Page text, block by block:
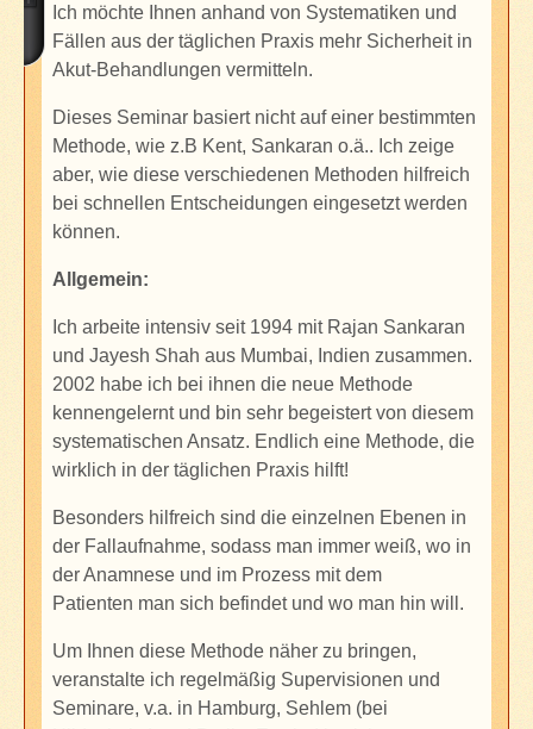
Ich möchte Ihnen anhand von Systematiken und
Fällen aus der täglichen Praxis mehr Sicherheit in
Akut-Behandlungen vermitteln.
Dieses Seminar basiert nicht auf einer bestimmten
Methode, wie z.B Kent, Sankaran o.ä.. Ich zeige
aber, wie diese verschiedenen Methoden hilfreich
bei schnellen Entscheidungen eingesetzt werden
können.
Allgemein:
Ich arbeite intensiv seit 1994 mit Rajan Sankaran
und Jayesh Shah aus Mumbai, Indien zusammen.
2002 habe ich bei ihnen die neue Methode
kennengelernt und bin sehr begeistert von diesem
systematischen Ansatz. Endlich eine Methode, die
wirklich in der täglichen Praxis hilft!
Besonders hilfreich sind die einzelnen Ebenen in
der Fallaufnahme, sodass man immer weiß, wo in
der Anamnese und im Prozess mit dem
Patienten man sich befindet und wo man hin will.
Um Ihnen diese Methode näher zu bringen,
veranstalte ich regelmäßig Supervisionen und
Seminare, v.a. in Hamburg, Sehlem (bei